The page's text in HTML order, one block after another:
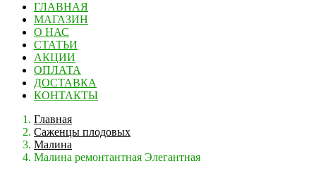
ГЛАВНАЯ
МАГАЗИН
О НАС
СТАТЬИ
АКЦИИ
ОПЛАТА
ДОСТАВКА
КОНТАКТЫ
Главная
Саженцы плодовых
Малина
Малина ремонтантная Элегантная